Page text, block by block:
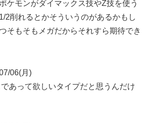
ケモンがダイマックス技やZ技を使う
2削れるとかそういうのがあるかもし
そもそもメガだからそれすら期待でき
06(月)
あって欲しいタイプだと思うんだけ